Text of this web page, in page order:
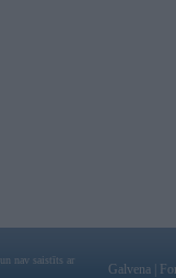
nav saistīts ar
Galvena